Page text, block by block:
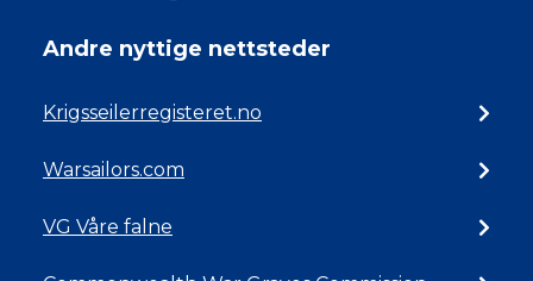
Andre nyttige nettsteder
Krigsseilerregisteret.no
Warsailors.com
VG Våre falne